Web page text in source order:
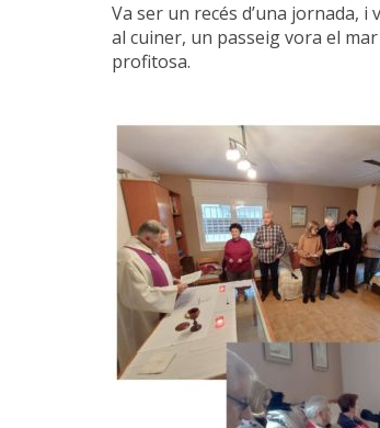
Va ser un recés d’una jornada,
al cuiner, un passeig vora el
profitosa.